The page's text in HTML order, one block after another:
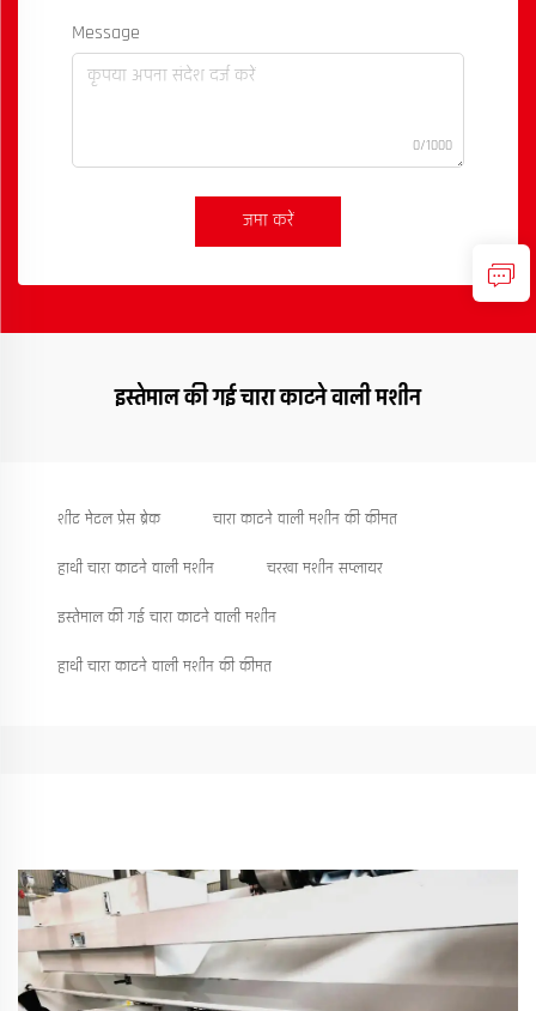
Message
0/1000
जमा करें
इस्तेमाल की गई चारा काटने वाली मशीन
शीट मेटल प्रेस ब्रेक चारा काटने वाली मशीन की कीमत
हाथी चारा काटने वाली मशीन चरखा मशीन सप्लायर
इस्तेमाल की गई चारा काटने वाली मशीन
हाथी चारा काटने वाली मशीन की कीमत